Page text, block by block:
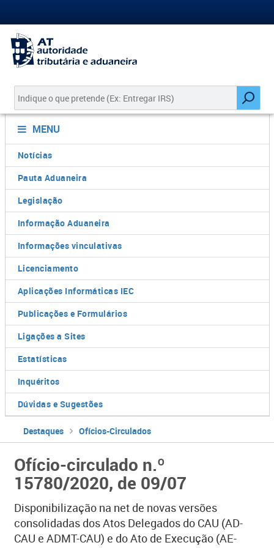
MENU
Notícias
Pauta Aduaneira
Legislação
Informação Aduaneira
Informações vinculativas
Licenciamento
Aplicações Informáticas IEC
Publicações e Formulários
Ligações a Sites
Estatísticas
Inquéritos
Dúvidas e Sugestões
Destaques Ofícios-Circulados
Ofício-circulado n.º
15780/2020, de 09/07
Disponibilização na net de novas versões
consolidadas dos Atos Delegados do CAU (AD-
CAU e ADMT-CAU) e do Ato de Execução (AE-